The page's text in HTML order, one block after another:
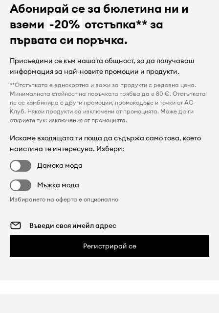
Абонирай се за бюлетина ни и
вземи -20% отстъпка** за
първата си поръчка.
Присъедини се към нашата общност, за да получаваш
информация за най-новите промоции и продукти.
**Отстъпката е еднократна и важи за продукти с редовна цена.
Минималната стойност на поръчката трябва да е 80 €. Отстъпката
не се комбинира с други промоции, промокодове и точки от AC
Клуб. Някои продукти са изключени от промоцията. Може да ги
откриете тук: изключения от промоцията.
Искаме входящата ти поща да съдържа само това, което
наистина те интересува. Избери:
Дамска мода
Мъжка мода
Избирането на оферта е опционално
Регистрирай се